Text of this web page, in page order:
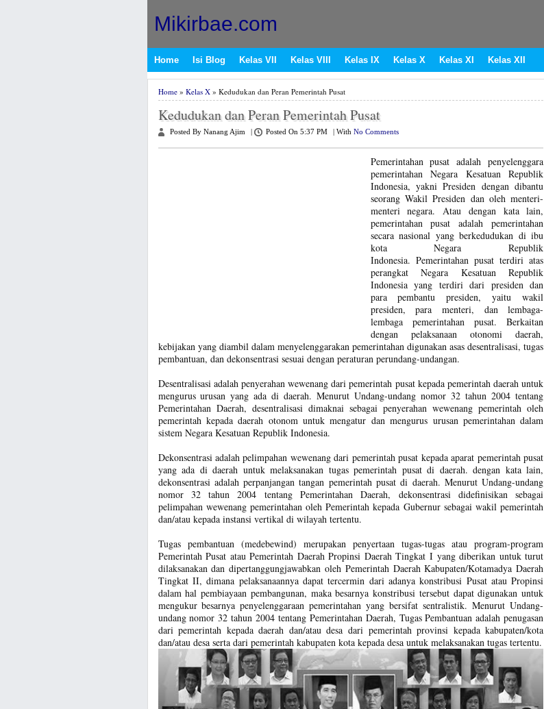
Mikirbae.com
Home Isi Blog Kelas VII Kelas VIII Kelas IX Kelas X Kelas XI Kelas XII
Home» Kelas X» Kedudukan dan Peran Pemerintah Pusat
Kedudukan dan Peran Pemerintah Pusat
Posted By Nanang Ajim Posted On 5:37 PM With No Comments
Pemerintahan pusat adalah penyelenggara
pemerintahan Negara Kesatuan Republik
Indonesia, yakni Presiden dengan dibantu
seorang Wakil Presiden dan oleh menteri-
menteri negara. Atau dengan kata lain,
pemerintahan pusat adalah pemerintahan
secara nasional yang berkedudukan di ibu
kota Negara Republik
Indonesia. Pemerintahan pusat terdiri atas
perangkat Negara Kesatuan Republik
Indonesia yang terdiri dari presiden dan
para pembantu presiden, yaitu wakil
presiden, para menteri, dan lembaga-
lembaga pemerintahan pusat. Berkaitan
dengan pelaksanaan otonomi daerah,
kebijakan yang diambil dalam menyelenggarakan pemerintahan digunakan asas desentralisasi, tugas
pembantuan, dan dekonsentrasi sesuai dengan peraturan perundang-undangan.
Desentralisasi adalah penyerahan wewenang dari pemerintah pusat kepada pemerintah daerah untuk
mengurus urusan yang ada di daerah. Menurut Undang-undang nomor 32 tahun 2004 tentang
Pemerintahan Daerah, desentralisasi dimaknai sebagai penyerahan wewenang pemerintah oleh
pemerintah kepada daerah otonom untuk mengatur dan mengurus urusan pemerintahan dalam
sistem Negara Kesatuan Republik Indonesia.
Dekonsentrasi adalah pelimpahan wewenang dari pemerintah pusat kepada aparat pemerintah pusat
yang ada di daerah untuk melaksanakan tugas pemerintah pusat di daerah. dengan kata lain,
dekonsentrasi adalah perpanjangan tangan pemerintah pusat di daerah. Menurut Undang-undang
nomor 32 tahun 2004 tentang Pemerintahan Daerah, dekonsentrasi didefinisikan sebagai
pelimpahan wewenang pemerintahan oleh Pemerintah kepada Gubernur sebagai wakil pemerintah
dan/atau kepada instansi vertikal di wilayah tertentu.
Tugas pembantuan (medebewind) merupakan penyertaan tugas-tugas atau program-program
Pemerintah Pusat atau Pemerintah Daerah Propinsi Daerah Tingkat I yang diberikan untuk turut
dilaksanakan dan dipertanggungjawabkan oleh Pemerintah Daerah Kabupaten/Kotamadya Daerah
Tingkat II, dimana pelaksanaannya dapat tercermin dari adanya konstribusi Pusat atau Propinsi
dalam hal pembiayaan pembangunan, maka besarnya konstribusi tersebut dapat digunakan untuk
mengukur besarnya penyelenggaraan pemerintahan yang bersifat sentralistik. Menurut Undang-
undang nomor 32 tahun 2004 tentang Pemerintahan Daerah, Tugas Pembantuan adalah penugasan
dari pemerintah kepada daerah dan/atau desa dari pemerintah provinsi kepada kabupaten/kota
dan/atau desa serta dari pemerintah kabupaten kota kepada desa untuk melaksanakan tugas tertentu.